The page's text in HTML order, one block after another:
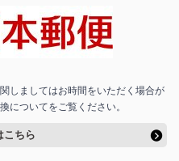
しましてはお時間をいただく場合が
についてをご覧ください。
こちら